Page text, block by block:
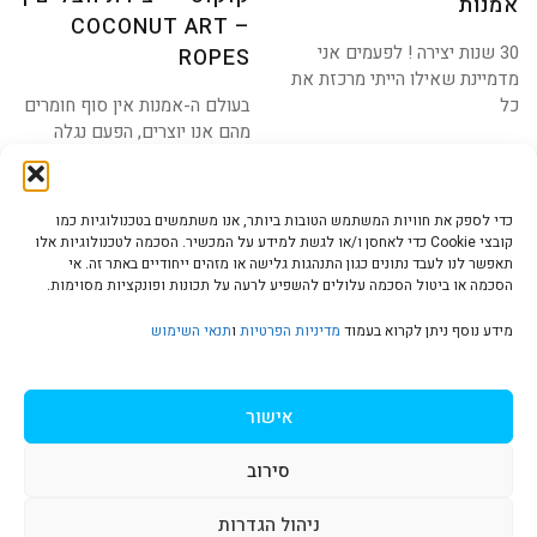
כדי לספק את חוויות המשתמש הטובות ביותר, אנו משתמשים בטכנולוגיות כמו
קובצי Cookie כדי לאחסן ו/או לגשת למידע על המכשיר. הסכמה לטכנולוגיות אלו
תאפשר לנו לעבד נתונים כגון התנהגות גלישה או מזהים ייחודיים באתר זה. אי
הסכמה או ביטול הסכמה עלולים להשפיע לרעה על תכונות ופונקציות מסוימות.
מידע נוסף ניתן לקרוא בעמוד מדיניות הפרטיות ותנאי השימוש
אישור
סירוב
ניהול הגדרות
30 שנות יצירה ! לפעמים אני
מדמיינת שאילו הייתי מרכזת את
כל
Ropes
COCONUT ART –
ROPES
בעולם ה-אמנות אין סוף חומרים
מהם אנו יוצרים, הפעם נגלה
הצהרת נגישות | Accessibility